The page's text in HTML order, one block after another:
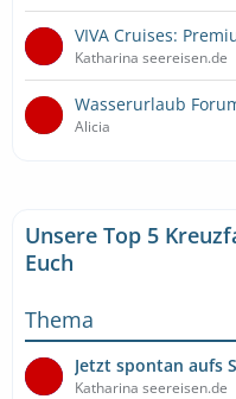
VIVA Cruises:
Katharina seereisen.de
Wasserurlaub
Alicia
Unsere Top 5
Euch
Thema
Jetzt spontan aufs
Katharina seereisen.de